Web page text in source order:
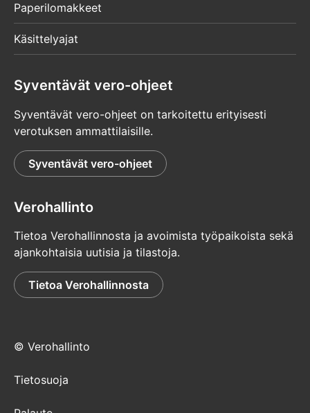
Paperilomakkeet
Käsittelyajat
Syventävät vero-ohjeet
Syventävät vero-ohjeet on tarkoitettu erityisesti
verotuksen ammattilaisille.
Syventävät vero-ohjeet
Verohallinto
Tietoa Verohallinnosta ja avoimista työpaikoista sekä
ajankohtaisia uutisia ja tilastoja.
Tietoa Verohallinnosta
© Verohallinto
Tietosuoja